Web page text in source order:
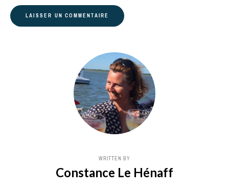
WRITTEN BY
Constance Le Hénaff